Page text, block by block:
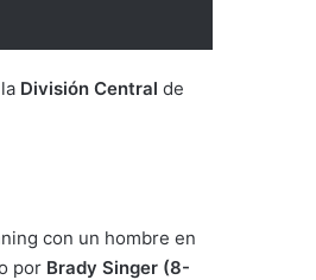
División Central de
con un hombre en
por Brady Singer (8-